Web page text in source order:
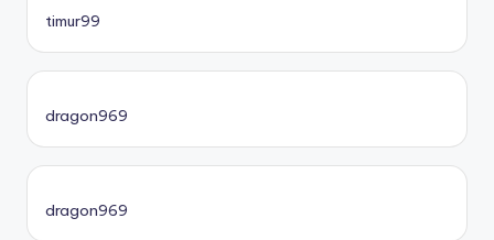
timur99
dragon969
dragon969